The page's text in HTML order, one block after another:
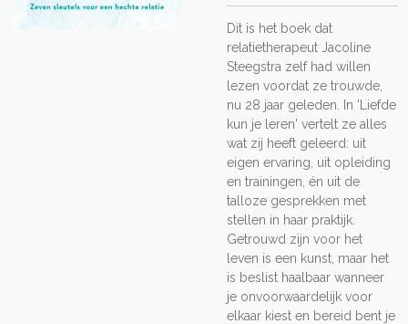
Dit is het boek dat
relatietherapeut Jacoline
Steegstra zelf had willen
lezen voordat ze trouwde,
nu 28 jaar geleden. In 'Liefde
kun je leren' vertelt ze alles
wat zij heeft geleerd: uit
eigen ervaring, uit opleiding
en trainingen, én uit de
talloze gesprekken met
stellen in haar praktijk.
Getrouwd zijn voor het
leven is een kunst, maar het
is beslist haalbaar wanneer
je onvoorwaardelijk voor
elkaar kiest en bereid bent je